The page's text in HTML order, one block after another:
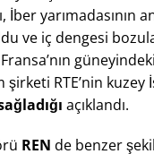
İber yarımadasının
ve iç dengesi
şirketi RTE’nin kuzey
açıklandı​.
REN de benzer